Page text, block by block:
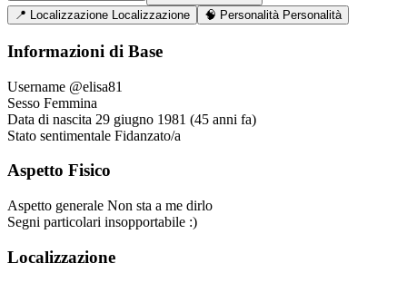
📍 Localizzazione Localizzazione 🧠 Personalità Personalità
Informazioni di Base
Username @elisa81
Sesso Femmina
Data di nascita 29 giugno 1981 (45 anni fa)
Stato sentimentale Fidanzato/a
Aspetto Fisico
Aspetto generale Non sta a me dirlo
Segni particolari insopportabile :)
Localizzazione